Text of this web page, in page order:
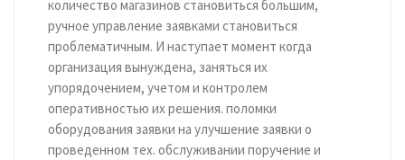
количество магазинов становиться большим,
ручное управление заявками становиться
проблематичным. И наступает момент когда
организация вынуждена, заняться их
упорядочением, учетом и контролем
оперативностью их решения. поломки
оборудования заявки на улучшение заявки о
проведенном тех. обслуживании поручение и